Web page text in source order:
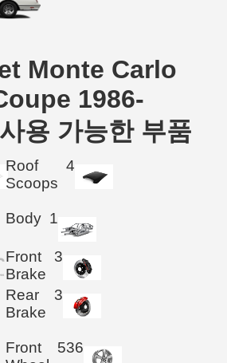
Monte Carlo
1986-
용 가능한 부품
Roof
Scoops
4
Body 1
Front
Brake
3
Rear
Brake
3
Front
536